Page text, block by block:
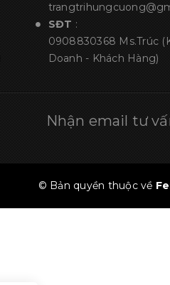
SĐT :
0908830368 Ms.Trúc
Doanh - Khách Hàng)
Nhận email tư
© Bản quyền thuộc về